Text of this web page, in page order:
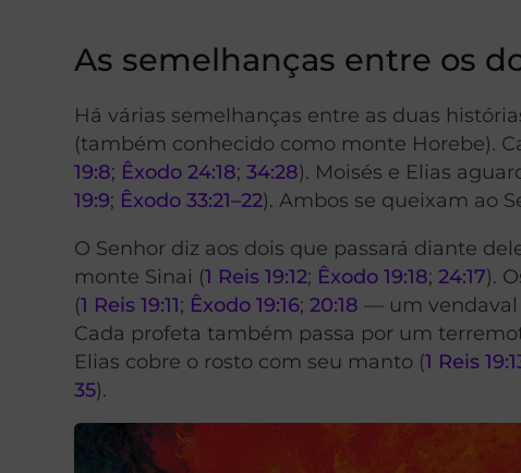
As semelhanças entre os
Há várias semelhanças entre as duas
(também conhecido como monte Horebe).
19:8; Êxodo 24:18;34:28). Moisés e Elias
19:9; Êxodo 33:21–22). Ambos se queixam ao
O Senhor diz aos dois que passará diante
monte Sinai (1 Reis 19:12; Êxodo 19:18;24:17).
(1 Reis 19:11; Êxodo 19:16;20:18 — um vendaval
Cada profeta também passa por um
Elias cobre o rosto com seu manto (1 Reis
35).